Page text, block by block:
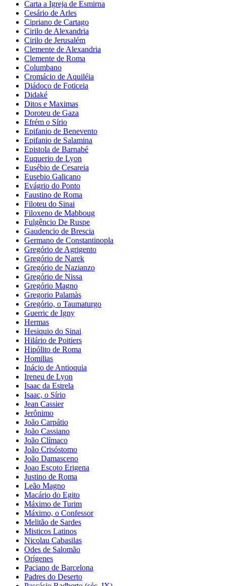
Carta a Igreja de Esmirna
Cesário de Arles
Cipriano de Cartago
Cirilo de Alexandria
Cirilo de Jerusalém
Clemente de Alexandria
Clemente de Roma
Columbano
Cromácio de Aquiléia
Diádoco de Foticeia
Didaké
Ditos e Maximas
Doroteu de Gaza
Efrém o Sírio
Epifanio de Benevento
Epifanio de Salamina
Epistola de Barnabé
Euquerio de Lyon
Eusébio de Cesareia
Eusebio Galicano
Evágrio do Ponto
Faustino de Roma
Filoteu do Sinai
Filoxeno de Mabboug
Fulgêncio De Ruspe
Gaudencio de Brescia
Germano de Constantinopla
Gregório de Agrigento
Gregório de Narek
Gregório de Nazianzo
Gregório de Nissa
Gregório Magno
Gregorio Palamàs
Gregório, o Taumaturgo
Guerric de Igny
Hermas
Hesiquio do Sinai
Hilário de Poitiers
Hipólito de Roma
Homilias
Inácio de Antioquia
Ireneu de Lyon
Isaac da Estrela
Isaac, o Sírio
Jean Cassier
Jerônimo
João Carpátio
João Cassiano
João Clímaco
João Crisóstomo
João Damasceno
Joao Escoto Erigena
Justino de Roma
Leão Magno
Macário do Egito
Máximo de Turim
Máximo, o Confessor
Melitão de Sardes
Misticos Latinos
Nicolau Cabasilas
Odes de Salomão
Orígenes
Paciano de Barcelona
Padres do Deserto